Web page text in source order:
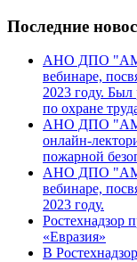
Последние
АНО ДПО "АМ
вебинаре,
2023 году. Был
по охране
АНО ДПО "АМ
онлайн-
пожарной
АНО ДПО "АМ
вебинаре,
2023 году.
Ростехнадзор
«Евразия»
В